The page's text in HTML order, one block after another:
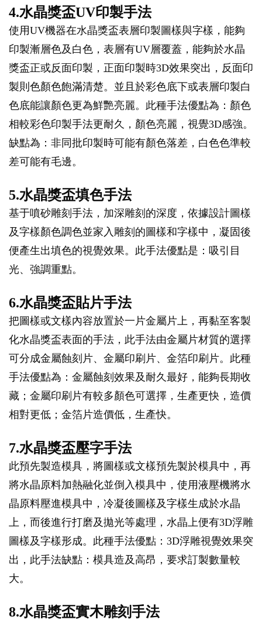
4.水晶獎盃UV印製手法
使用UV機器在水晶獎盃表層印製圖樣與字樣，能夠
印製漸層色及白色，表層有UV層覆蓋，能夠於水晶
獎盃正或反面印製，正面印製時3D效果突出，反面印
製則色顏色飽滿清楚。並且於彩色底下或表層印製白
色底能讓顏色更為鮮艷亮麗。此種手法優點為：顏色
相較彩色印製手法更耐久，顏色亮麗，視覺3D感強。
缺點為：非同批印製時可能有顏色落差，白色色準較
差可能有毛邊。
5.水晶獎盃填色手法
基于噴砂雕刻手法，加深雕刻的深度，依據設計圖樣
及字樣顏色調色並家入雕刻的圖樣和字樣中，凝固後
便產生出填色的視覺效果。此手法優點是：吸引目
光、強調重點。
6.水晶獎盃貼片手法
把圖樣或文樣內容放置於一片金屬片上，再黏至客製
化水晶獎盃表面的手法，此手法由金屬片材質的選擇
可分成金屬蝕刻片、金屬印刷片、金箔印刷片。此種
手法優點為：金屬蝕刻效果及耐久最好，能夠長期收
藏；金屬印刷片有較多顏色可選擇，生產更快，造價
相對更低；金箔片造價低，生產快。
7.水晶獎盃壓字手法
此預先製造模具，將圖樣或文樣預先製於模具中，再
將水晶原料加熱融化並倒入模具中，使用液壓機將水
晶原料壓進模具中，冷凝後圖樣及字樣生成於水晶
上，而後進行打磨及拋光等處理，水晶上便有3D浮雕
圖樣及字樣形成。此種手法優點：3D浮雕視覺效果突
出，此手法缺點：模具造及高昂，要求訂製數量較
大。
8.水晶獎盃實木雕刻手法